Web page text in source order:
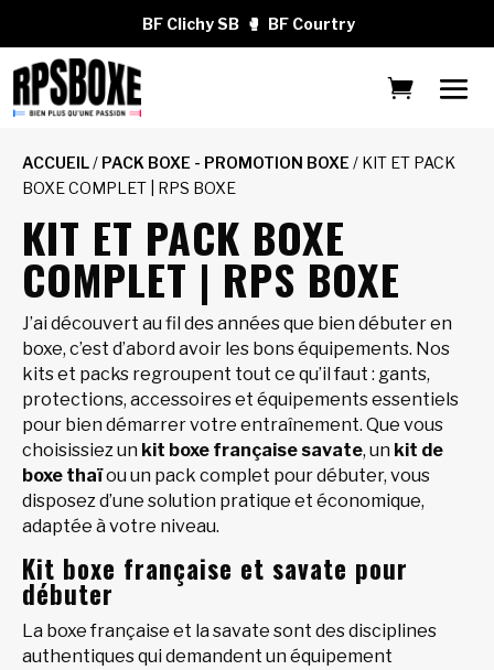
BF Clichy SB 🥊 BF Courtry
ACCUEIL/ PACK BOXE - PROMOTION BOXE / KIT ET PACK
BOXE COMPLET | RPS BOXE
KIT ET PACK BOXE
COMPLET | RPS BOXE
J’ai découvert au fil des années que bien débuter en
boxe, c’est d’abord avoir les bons équipements. Nos
kits et packs regroupent tout ce qu’il faut : gants,
protections, accessoires et équipements essentiels
pour bien démarrer votre entraînement. Que vous
choisissiez un kit boxe française savate, un kit de
boxe thaïou un pack complet pour débuter, vous
disposez d’une solution pratique et économique,
adaptée à votre niveau.
Kit boxe française et savate pour
débuter
La boxe française et la savate sont des disciplines
authentiques qui demandent un équipement